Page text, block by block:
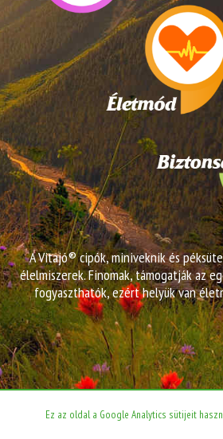
A Vitajó® cipók, miniveknik és
élelmiszerek. Finomak, támogatják az
fogyaszthatók, ezért helyük van
Ez az oldal a Google Analytics sütijeit